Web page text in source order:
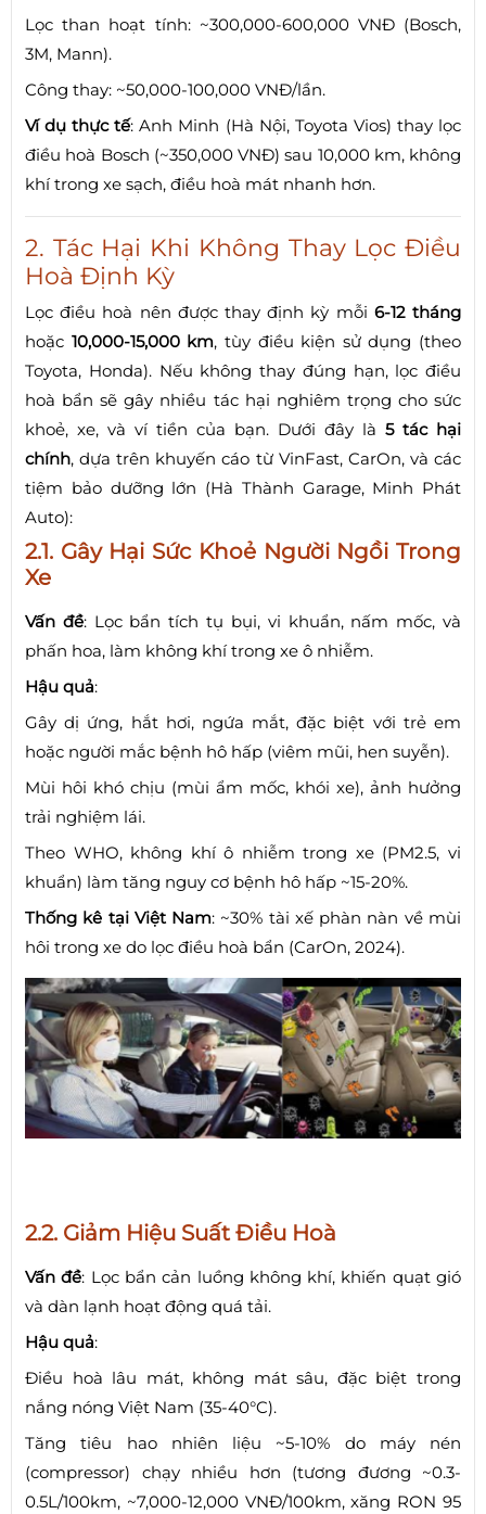
Lọc than hoạt tính: ~300,000-600,000 VNĐ (Bosch,
3M, Mann).
Công thay: ~50,000-100,000 VNĐ/lần.
Ví dụ thực tế: Anh Minh (Hà Nội, Toyota Vios) thay lọc
điều hoà Bosch (~350,000 VNĐ) sau 10,000 km, không
khí trong xe sạch, điều hoà mát nhanh hơn.
2. Tác Hại Khi Không Thay Lọc Điều
Hoà Định Kỳ
Lọc điều hoà nên được thay định kỳ mỗi 6-12 tháng
hoặc 10,000-15,000 km, tùy điều kiện sử dụng (theo
Toyota, Honda). Nếu không thay đúng hạn, lọc điều
hoà bẩn sẽ gây nhiều tác hại nghiêm trọng cho sức
khoẻ, xe, và ví tiền của bạn. Dưới đây là 5 tác hại
chính, dựa trên khuyến cáo từ VinFast, CarOn, và các
tiệm bảo dưỡng lớn (Hà Thành Garage, Minh Phát
Auto):
2.1. Gây Hại Sức Khoẻ Người Ngồi Trong
Xe
Vấn đề: Lọc bẩn tích tụ bụi, vi khuẩn, nấm mốc, và
phấn hoa, làm không khí trong xe ô nhiễm.
Hậu quả:
Gây dị ứng, hắt hơi, ngứa mắt, đặc biệt với trẻ em
hoặc người mắc bệnh hô hấp (viêm mũi, hen suyễn).
Mùi hôi khó chịu (mùi ẩm mốc, khói xe), ảnh hưởng
trải nghiệm lái.
Theo WHO, không khí ô nhiễm trong xe (PM2.5, vi
khuẩn) làm tăng nguy cơ bệnh hô hấp ~15-20%.
Thống kê tại Việt Nam: ~30% tài xế phàn nàn về mùi
hôi trong xe do lọc điều hoà bẩn (CarOn, 2024).
2.2. Giảm Hiệu Suất Điều Hoà
Vấn đề: Lọc bẩn cản luồng không khí, khiến quạt gió
và dàn lạnh hoạt động quá tải.
Hậu quả:
Điều hoà lâu mát, không mát sâu, đặc biệt trong
nắng nóng Việt Nam (35-40°C).
Tăng tiêu hao nhiên liệu ~5-10% do máy nén
(compressor) chạy nhiều hơn (tương đương ~0.3-
0.5L/100km, ~7,000-12,000 VNĐ/100km, xăng RON 95